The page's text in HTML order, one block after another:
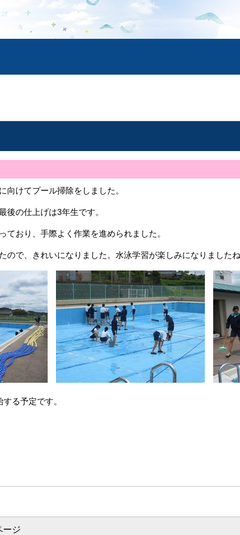
向けてプール掃除をしました。
後の仕上げは3年生です。
ており、手際よく作業を進められました。
ので、きれいになりました。水泳学習が楽しみになりました
る予定です。
ージ